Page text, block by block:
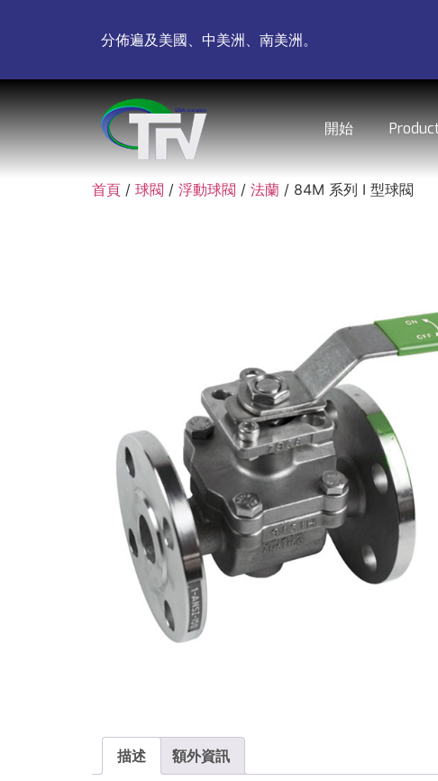
分佈遍及美國、中美洲、南美洲。
開始
首頁 / 球閥 / 浮動球閥 / 法蘭 / 84M 系列 I 型球閥
描述 額外資訊